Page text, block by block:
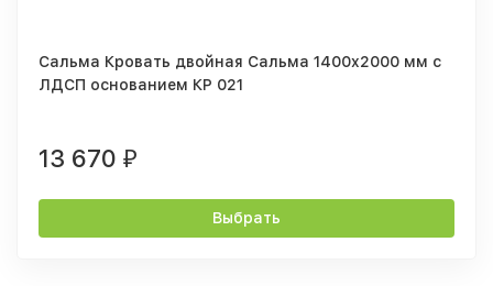
Сальма Кровать двойная Сальма 1400x2000 мм с
ЛДСП основанием КР 021
13 670 ₽
Выбрать